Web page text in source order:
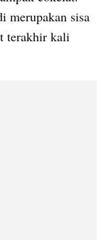
merupakan sisa
terakhir kali